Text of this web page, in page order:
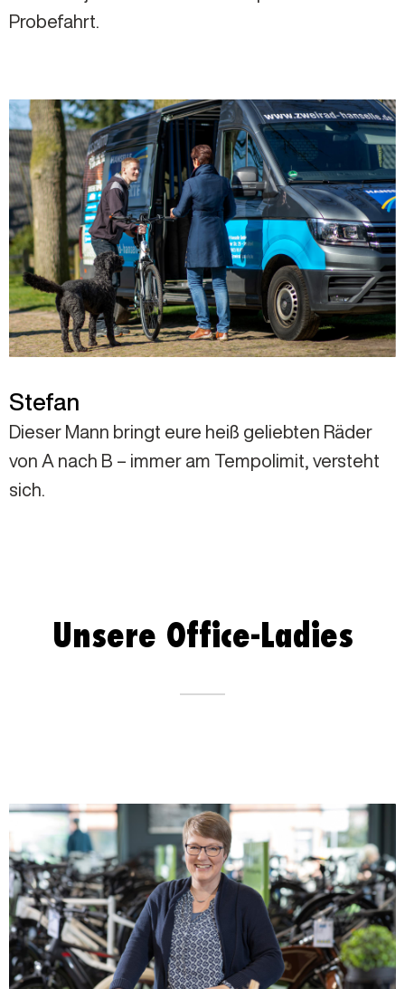
Probefahrt.
Stefan
Dieser Mann bringt eure heiß geliebten Räder
von A nach B – immer am Tempolimit, versteht
sich.
Unsere Office-Ladies